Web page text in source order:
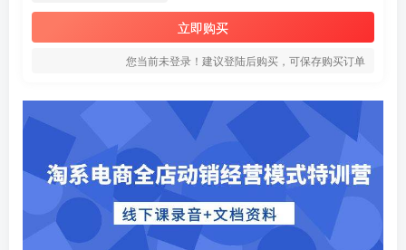
立即购买
您当前未登录！建议登陆后购买，可保存购买订单